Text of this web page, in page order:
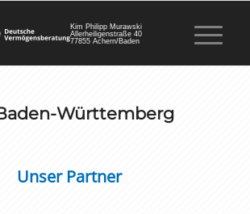
Kim Philipp Murawski
Allerheiligenstraße 40
77855 Achern/Baden
Württemberg
Unser Partner